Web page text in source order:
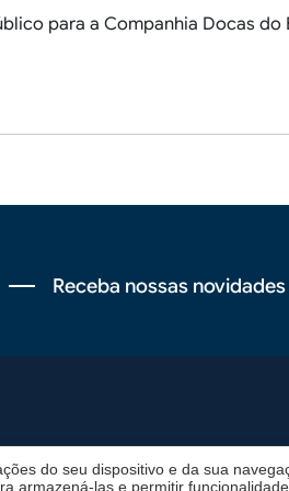
para a Companhia Docas do
Receba nossas novidades
do seu dispositivo e da sua
armazená-las e permitir